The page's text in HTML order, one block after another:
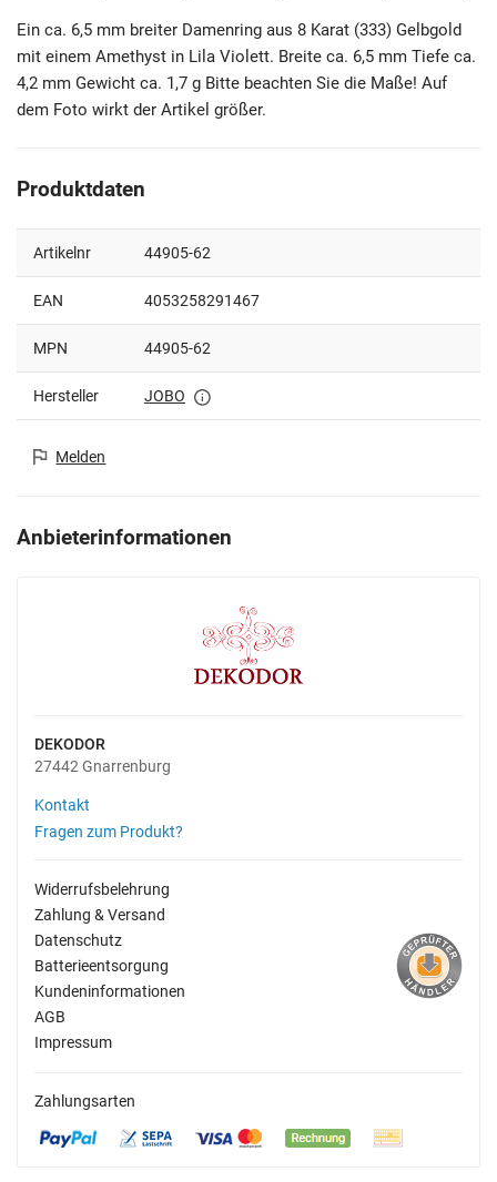
Ein ca. 6,5 mm breiter Damenring aus 8 Karat (333) Gelbgold
mit einem Amethyst in Lila Violett. Breite ca. 6,5 mm Tiefe ca.
4,2 mm Gewicht ca. 1,7 g Bitte beachten Sie die Maße! Auf
dem Foto wirkt der Artikel größer.
Produktdaten
Artikelnr 44905-62
EAN 4053258291467
MPN 44905-62
Hersteller JOBO
Melden
Anbieterinformationen
DEKODOR
27442 Gnarrenburg
Kontakt
Fragen zum Produkt?
Widerrufsbelehrung
Zahlung & Versand
Datenschutz
Batterieentsorgung
Kundeninformationen
AGB
Impressum
Zahlungsarten